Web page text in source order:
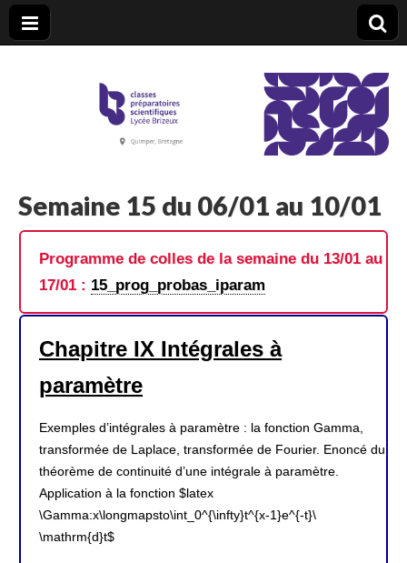
CPGE Brizeux
Semaine 15 du 06/01 au 10/01
Programme de colles de la semaine du 13/01 au
17/01 : 15_prog_probas_iparam
Chapitre IX Intégrales à
paramètre
Exemples d’intégrales à paramètre : la fonction Gamma,
transformée de Laplace, transformée de Fourier. Enoncé du
théorème de continuité d’une intégrale à paramètre.
Application à la fonction $latex
\Gamma:x\longmapsto\int_0^{\infty}t^{x-1}e^{-t}\
\mathrm{d}t$